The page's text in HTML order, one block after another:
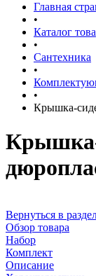
Главная
•
Каталог
•
Сантехника
•
•
Крышка-
Крышка-
Вернуться в
Обзор товара
Набор
Комплект
Описание